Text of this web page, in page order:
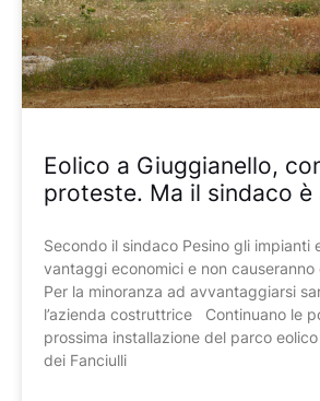
Eolico a Giuggianello,
proteste. Ma il sindaco è
Secondo il sindaco Pesino gli impianti
vantaggi economici e non causeranno
Per la minoranza ad avvantaggiarsi
l’azienda costruttrice Continuano le
prossima installazione del parco eolico
dei Fanciulli